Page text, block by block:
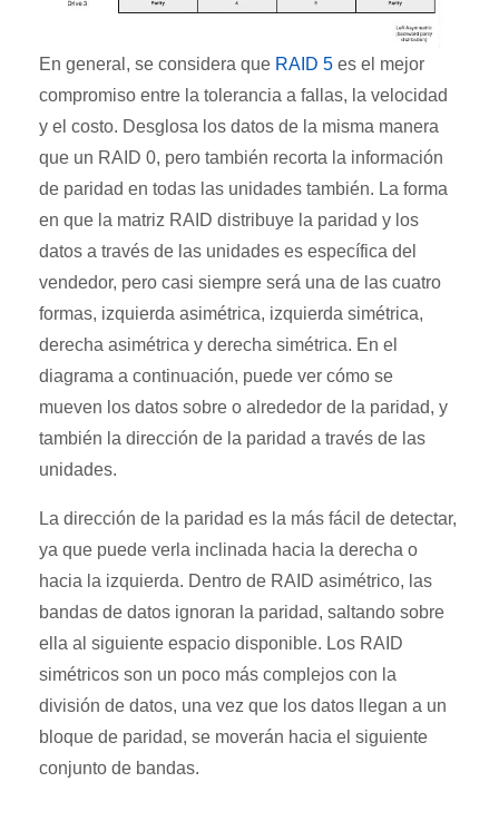
En general, se considera que RAID 5 es el mejor
compromiso entre la tolerancia a fallas, la velocidad
y el costo. Desglosa los datos de la misma manera
que un RAID 0, pero también recorta la información
de paridad en todas las unidades también. La forma
en que la matriz RAID distribuye la paridad y los
datos a través de las unidades es específica del
vendedor, pero casi siempre será una de las cuatro
formas, izquierda asimétrica, izquierda simétrica,
derecha asimétrica y derecha simétrica. En el
diagrama a continuación, puede ver cómo se
mueven los datos sobre o alrededor de la paridad, y
también la dirección de la paridad a través de las
unidades.
La dirección de la paridad es la más fácil de detectar,
ya que puede verla inclinada hacia la derecha o
hacia la izquierda. Dentro de RAID asimétrico, las
bandas de datos ignoran la paridad, saltando sobre
ella al siguiente espacio disponible. Los RAID
simétricos son un poco más complejos con la
división de datos, una vez que los datos llegan a un
bloque de paridad, se moverán hacia el siguiente
conjunto de bandas.